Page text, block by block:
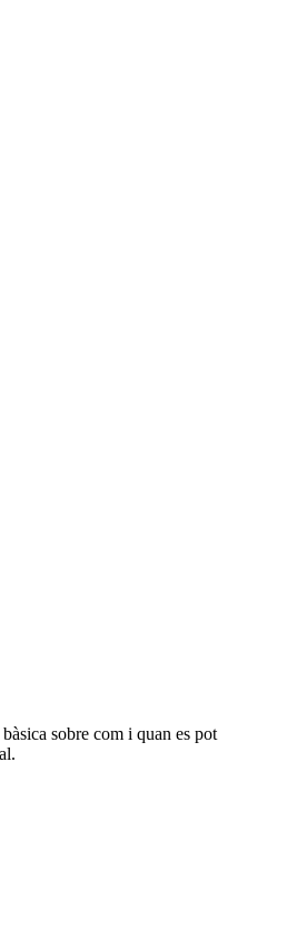
sobre com i quan es pot